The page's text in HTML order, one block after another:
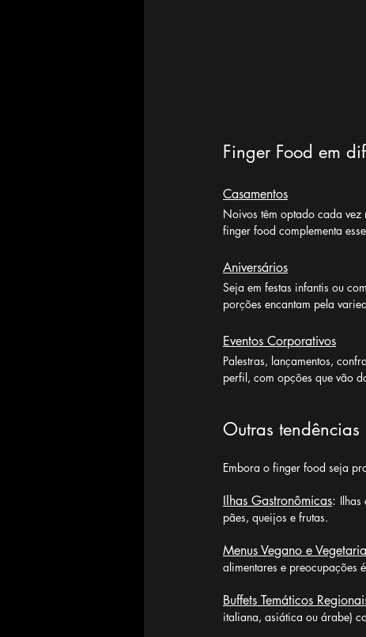
Finger Food em
Casamentos
Noivos têm optado cada
finger food complementa
Aniversários
Seja em festas infantis ou
porções encantam pela
Eventos Corporativos
Palestras, lançamentos,
perfil, com opções que vão
Outras
Embora o finger food seja
Ilhas Gastronômicas:
pães, queijos e frutas.
Menus Vegano e
alimentares e preocupações
Buffets Temáticos
italiana, asiática ou árabe)